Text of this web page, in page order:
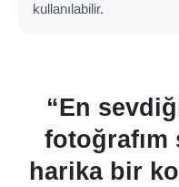
kullanılabilir.
“En
harika bir